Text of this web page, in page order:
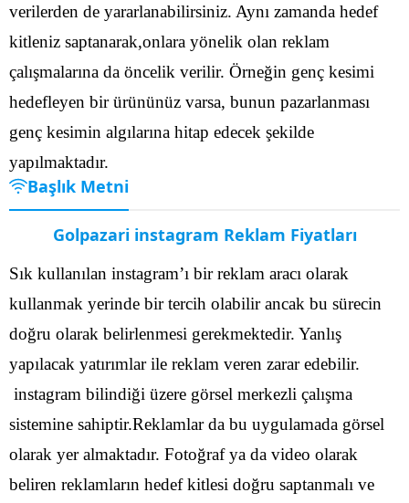
verilerden de yararlanabilirsiniz. Aynı zamanda hedef
kitleniz saptanarak,onlara yönelik olan reklam
çalışmalarına da öncelik verilir. Örneğin genç kesimi
hedefleyen bir ürününüz varsa, bunun pazarlanması
genç kesimin algılarına hitap edecek şekilde
yapılmaktadır.
Başlık Metni
Golpazari instagram Reklam Fiyatları
Sık kullanılan instagram’ı bir reklam aracı olarak
kullanmak yerinde bir tercih olabilir ancak bu sürecin
doğru olarak belirlenmesi gerekmektedir. Yanlış
yapılacak yatırımlar ile reklam veren zarar edebilir.
instagram bilindiği üzere görsel merkezli çalışma
sistemine sahiptir.Reklamlar da bu uygulamada görsel
olarak yer almaktadır. Fotoğraf ya da video olarak
beliren reklamların hedef kitlesi doğru saptanmalı ve